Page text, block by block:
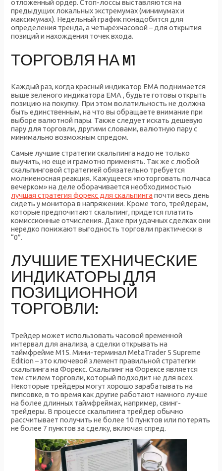
отложенный ордер. Стоп-лоссы выставляются на
предыдущих локальных экстремумах (минимумах и
максимумах). Недельный график понадобится для
определения тренда, а четырёхчасовой – для открытия
позиций и нахождения точек входа.
ТОРГОВЛЯ НА M1
Каждый раз, когда красный индикатор ЕМА поднимается
выше зеленого индикатора ЕМА , будьте готовы открыть
позицию на покупку. При этом волатильность не должна
быть единственным, на что вы обращаете внимание при
выборе валютной пары. Также следует искать дешевую
пару для торговли, другими словами, валютную пару с
минимально возможным спредом.
Самые лучшие стратегии скальпинга надо не только
выучить, но еще и грамотно применять. Так же с любой
скальпинговой стратегией обязательно требуется
молниеносная реакция. Кажущееся «поторговать полчаса
вечерком» на деле оборачивается необходимостью
лучшая стратегия форекс для скальпинга почти весь день
сидеть у монитора в напряжении. Кроме того, трейдерам,
которые предпочитают скальпинг, придется платить
комиссионные отчисления. Даже при удачных сделках они
нередко понижают выгодность торговли практически в
“0”.
ЛУЧШИЕ ТЕХНИЧЕСКИЕ
ИНДИКАТОРЫ ДЛЯ
ПОЗИЦИОННОЙ
ТОРГОВЛИ:
Трейдер может использовать часовой временной
интервал для анализа, а сделки открывать на
таймфрейме М15. Мини-терминал MetaTrader 5 Supreme
Edition – это ключевой элемент правильной стратегии
скальпинга на Форекс. Скальпинг на Форексе является
тем стилем торговли, который подходит не для всех.
Некоторые трейдеры могут хорошо зарабатывать на
пипсовке, в то время как другие работают намного лучше
на более длинных таймфреймах, например, свинг-
трейдеры. В процессе скальпинга трейдер обычно
рассчитывает получить не более 10 пунктов или потерять
не более 7 пунктов за сделку, включая спред.